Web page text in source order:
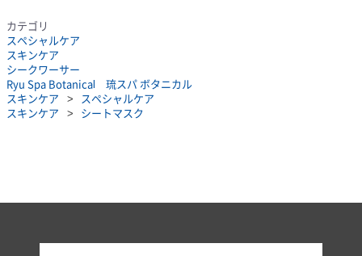
カテゴリ
スペシャルケア
スキンケア
シークワーサー
Ryu Spa Botanical 琉スパ ボタニカル
スキンケア
スペシャルケア
スキンケア
シートマスク